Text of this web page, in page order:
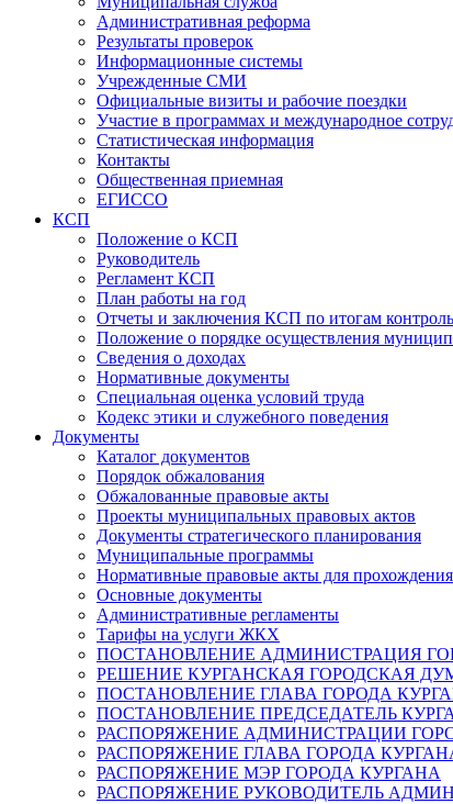
Административная реформа
Результаты проверок
Информационные системы
Учрежденные СМИ
Официальные визиты и рабочие поездки
Участие в программах и международное
Статистическая информация
Контакты
Общественная приемная
ЕГИССО
КСП
Положение о КСП
Руководитель
Регламент КСП
План работы на год
Отчеты и заключения КСП по итогам
Положение о порядке осуществления
Сведения о доходах
Нормативные документы
Специальная оценка условий труда
Кодекс этики и служебного поведения
Документы
Каталог документов
Порядок обжалования
Обжалованные правовые акты
Проекты муниципальных правовых актов
Документы стратегического планирования
Муниципальные программы
Нормативные правовые акты для прохождения
Основные документы
Административные регламенты
Тарифы на услуги ЖКХ
ПОСТАНОВЛЕНИЕ АДМИНИСТРАЦИЯ
РЕШЕНИЕ КУРГАНСКАЯ ГОРОДСКАЯ
ПОСТАНОВЛЕНИЕ ГЛАВА ГОРОДА
ПОСТАНОВЛЕНИЕ ПРЕДСЕДАТЕЛЬ
РАСПОРЯЖЕНИЕ АДМИНИСТРАЦИИ
РАСПОРЯЖЕНИЕ ГЛАВА ГОРОДА
РАСПОРЯЖЕНИЕ МЭР ГОРОДА КУРГАНА
РАСПОРЯЖЕНИЕ РУКОВОДИТЕЛЬ